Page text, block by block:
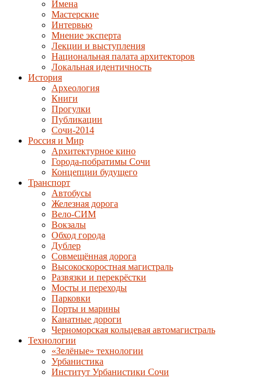
Имена
Мастерские
Интервью
Мнение эксперта
Лекции и выступления
Национальная палата архитекторов
Локальная идентичность
История
Археология
Книги
Прогулки
Публикации
Сочи-2014
Россия и Мир
Архитектурное кино
Города-побратимы Сочи
Концепции будущего
Транспорт
Автобусы
Железная дорога
Вело-СИМ
Вокзалы
Обход города
Дублер
Совмещённая дорога
Высокоскоростная магистраль
Развязки и перекрёстки
Мосты и переходы
Парковки
Порты и марины
Канатные дороги
Черноморская кольцевая автомагистраль
Технологии
«Зелёные» технологии
Урбанистика
Институт Урбанистики Сочи